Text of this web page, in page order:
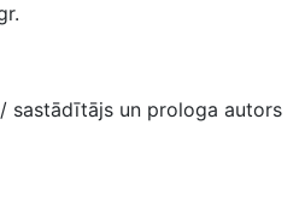
sastādītājs un prologa autors